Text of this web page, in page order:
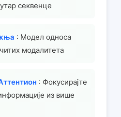
секвенце
: Модел односа
модалитета
: Фокусирајте
из више